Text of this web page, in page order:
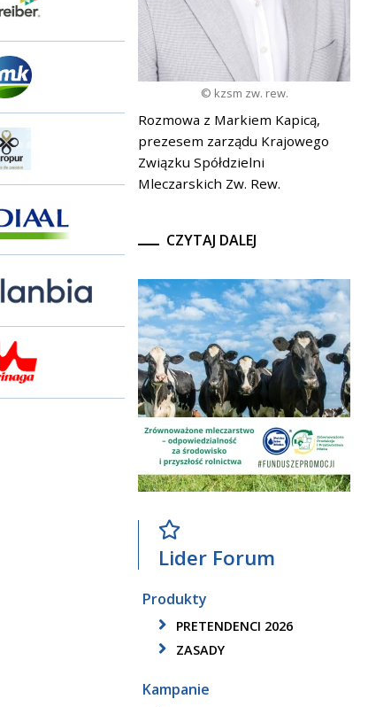
© kzsm zw. rew.
Rozmowa z Markiem Kapicą,
prezesem zarządu Krajowego
Związku Spółdzielni
Mleczarskich Zw. Rew.
CZYTAJ DALEJ
Lider Forum
Produkty
PRETENDENCI 2026
ZASADY
Kampanie